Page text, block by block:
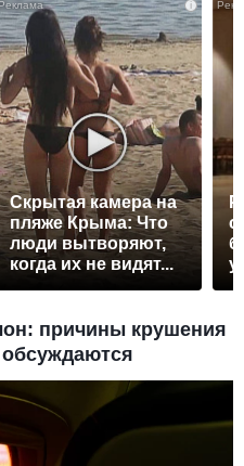
i
Скрытая камера на
пляже Крыма: Что
люди вытворяют,
когда их не видят...
причины крушения
обсуждаются